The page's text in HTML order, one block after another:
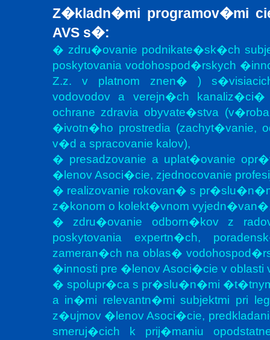
Z�kladn�mi programov�mi
AVS s�:
� zdru�ovanie podnikate�sk�ch
poskytovania vodohospod�rskych
Z.z. v platnom znen� )
vodovodov a verejn�ch
ochrane zdravia obyvate�stva
�ivotn�ho prostredia (zachyt�vanie,
v�d a spracovanie kalov),
� presadzovanie a uplat�ovanie
�lenov Asoci�cie, zjednocovanie
� realizovanie rokovan� s
z�konom o kolekt�vnom
� zdru�ovanie odborn�kov z
poskytovania expertn�ch,
zameran�ch na oblas�
�innosti pre �lenov Asoci�cie v
� spolupr�ca s pr�slu�n�mi
a in�mi relevantn�mi subjektmi pri
z�ujmov �lenov Asoci�cie,
smeruj�cich k prij�maniu